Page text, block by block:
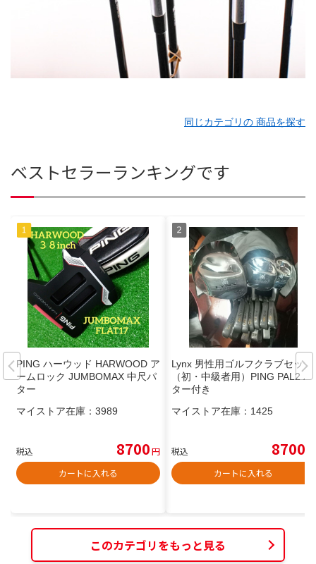
同じカテゴリの 商品を探す
ベストセラーランキングです
PING ハーウッド HARWOOD ア
ームロック JUMBOMAX 中尺パ
ター
マイストア在庫： 3989
税込 8700円
カートに入れる
Lynx 男性用ゴルフクラブセット
（初・中級者用）PING PAL2 パ
ター付き
マイストア在庫： 1425
税込 8700
カートに入れる
このカテゴリをもっと見る